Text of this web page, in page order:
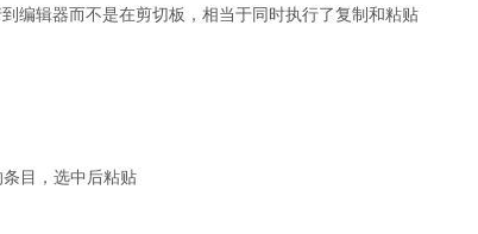
编辑器而不是在剪切板，相当于同时执行了复制和粘贴
目，选中后粘贴